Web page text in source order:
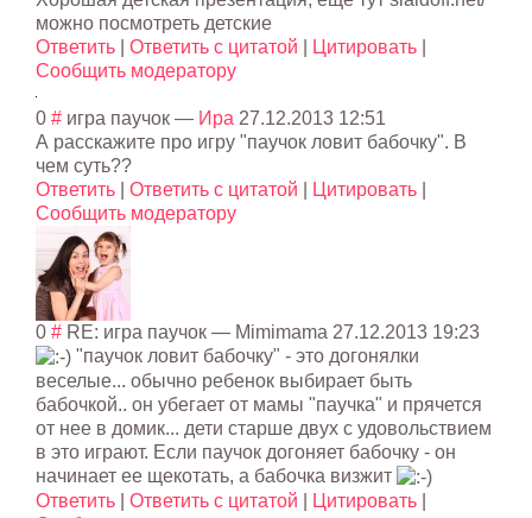
можно посмотреть детские
Ответить
Ответить с цитатой Цитировать
Сообщить модератору
0 # игра паучок — Ира 27.12.2013 12:51
А расскажите про игру "паучок ловит бабочку". В
чем суть??
Ответить
Ответить с цитатой Цитировать
Сообщить модератору
0 # RE: игра паучок — Mimimama 27.12.2013 19:23
"паучок ловит бабочку" - это догонялки
веселые... обычно ребенок выбирает быть
бабочкой.. он убегает от мамы "паучка" и прячется
от нее в домик... дети старше двух с удовольствием
в это играют. Если паучок догоняет бабочку - он
начинает ее щекотать, а бабочка визжит
Ответить
Ответить с цитатой Цитировать